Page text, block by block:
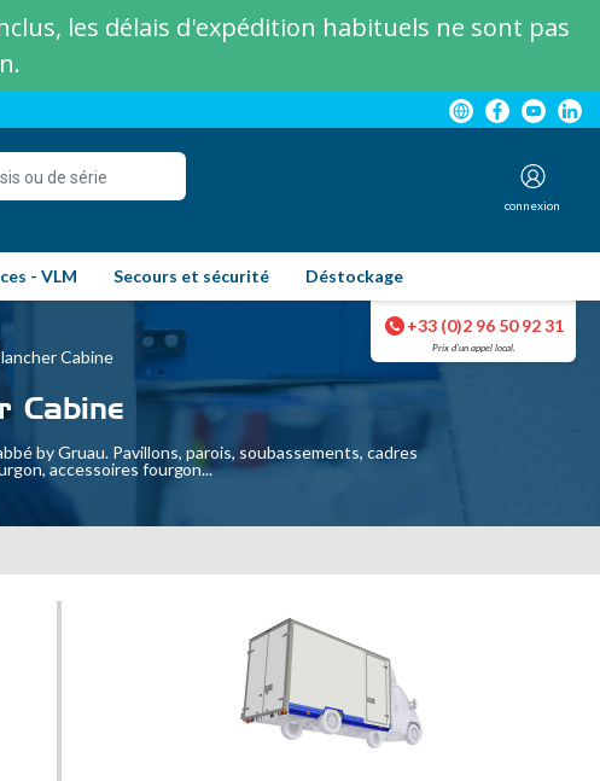
les délais d'expédition habituels ne sont pas
connexion
+33 (0)2 96 50 92 31
Prix d'un appel local.
- VLM Secours et sécurité Déstockage
Cabine
Cabine
by Gruau. Pavillons, parois, soubassements, cadres
accessoires fourgon...